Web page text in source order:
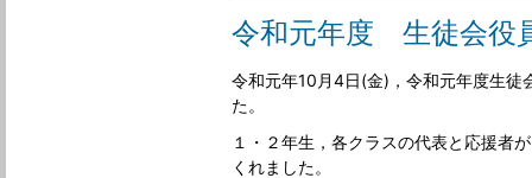
令和元年度 生徒会役
令和元年10月4日(金)，令和元年度生徒
た。
１・２年生，各クラスの代表と応援者
くれました。